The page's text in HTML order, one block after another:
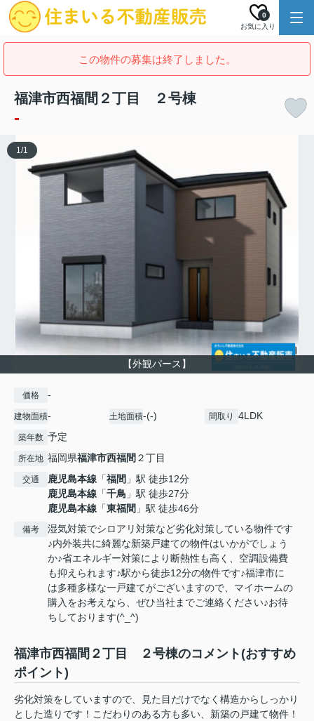
お気に入り
0
この物件の募集は終了しました。
福津市西福間２丁目 ２号棟
-
【外観パース】
1/1
価格 -
建物面積- 土地面積-(-) 間取り 4LDK
築年数 予定
所在地 福岡県福津市西福間 ２丁目
交通 鹿児島本線 「福間 」駅 徒歩12分
鹿児島本線 「千鳥 」駅 徒歩27分
鹿児島本線 「東福間 」駅 徒歩46分
備考
湿気対策でシロアリ対策など劣化対策している物件です
♪内外装共に綺麗な新築戸建ての物件はいかがでしょう
か♪省エネルギー対策により断熱性も高く、空調設備費
も抑えられます♪駅から徒歩12分の物件です♪福津市に
は多種多様な一戸建てがございますので、マイホームの
購入をお考えなら、ぜひ当社までご連絡ください♪お待
ちしております(^_^)
福津市西福間２丁目 ２号棟のコメント(おすすめ
ポイント)
劣化対策をしていますので、見た目だけでなく構造からしっかり
とした造りです！こだわりのある方も多い、新築の戸建て物件！